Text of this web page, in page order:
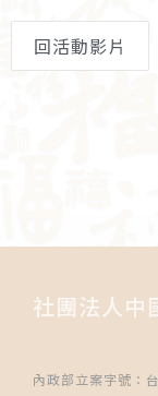
回活動影片
社團法人中
內政部立案字號：